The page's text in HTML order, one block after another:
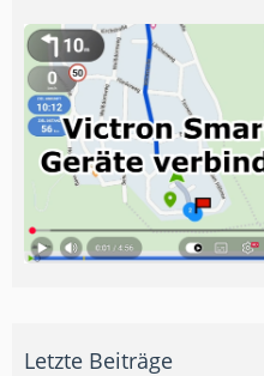
Letzte Beiträge